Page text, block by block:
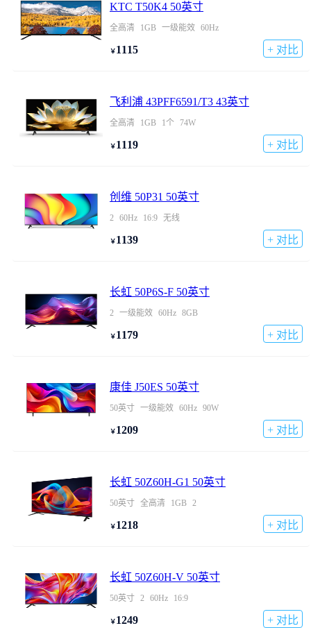
KTC T50K4 50英寸
全高清 1GB 一级能效 60Hz
￥ 1115 + 对比
飞利浦 43PFF6591/T3 43英寸
全高清 1GB 1个 74W
￥ 1119 + 对比
创维 50P31 50英寸
2 60Hz 16:9 无线
￥ 1139 + 对比
长虹 50P6S-F 50英寸
2 一级能效 60Hz 8GB
￥ 1179 + 对比
康佳 J50ES 50英寸
50英寸 一级能效 60Hz 90W
￥ 1209 + 对比
长虹 50Z60H-G1 50英寸
50英寸 全高清 1GB 2
￥ 1218 + 对比
长虹 50Z60H-V 50英寸
50英寸 2 60Hz 16:9
￥ 1249 + 对比